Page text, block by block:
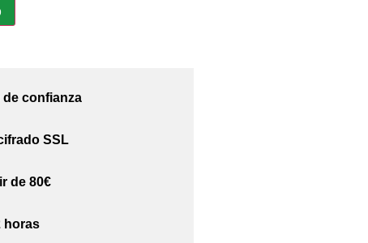
de confianza
SSL
de 80€
horas